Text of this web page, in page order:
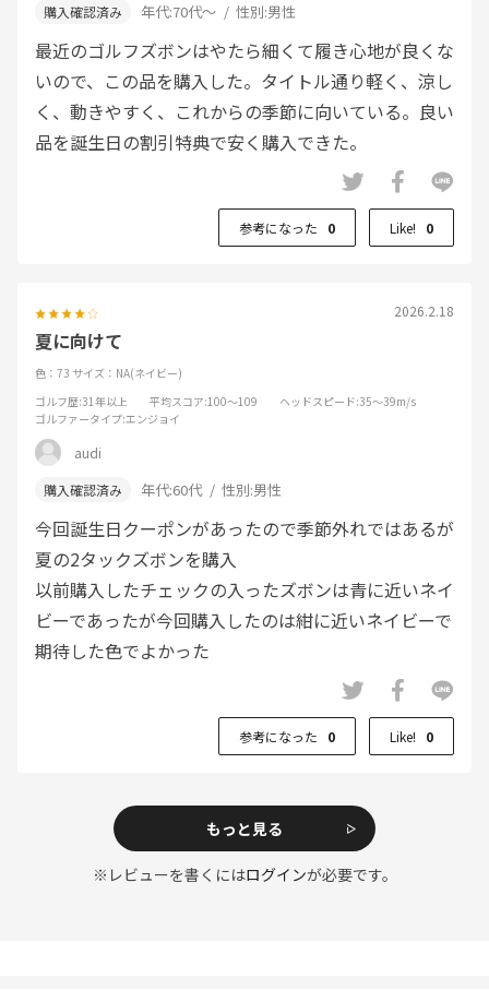
年代:70代～ 性別:男性
最近のゴルフズボンはやたら細くて履き心地が良くな
いので、この品を購入した。タイトル通り軽く、涼し
く、動きやすく、これからの季節に向いている。良い
品を誕生日の割引特典で安く購入できた。
参考になった 0 Like! 0
2026.2.18
夏に向けて
色：73 サイズ：NA(ネイビー)
ゴルフ歴:31年以上 平均スコア:100～109 ヘッドスピード:35～39m/s
ゴルファータイプ:エンジョイ
audi
年代:60代 性別:男性
今回誕生日クーポンがあったので季節外れではあるが
夏の2タックズボンを購入
以前購入したチェックの入ったズボンは青に近いネイ
ビーであったが今回購入したのは紺に近いネイビーで
期待した色でよかった
参考になった 0 Like! 0
もっと見る
※レビューを書くにはログインが必要です。